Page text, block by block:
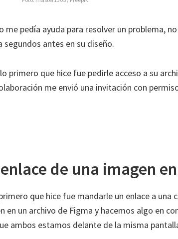
me pedía ayuda para resolver un problema,
segundos antes en su diseño.
primero que hice fue pedirle acceso a su
me envió una invitación con
de una imagen
que hice fue mandarle un enlace a una
en un archivo de Figma y hacemos algo en
ambos estamos delante de la misma